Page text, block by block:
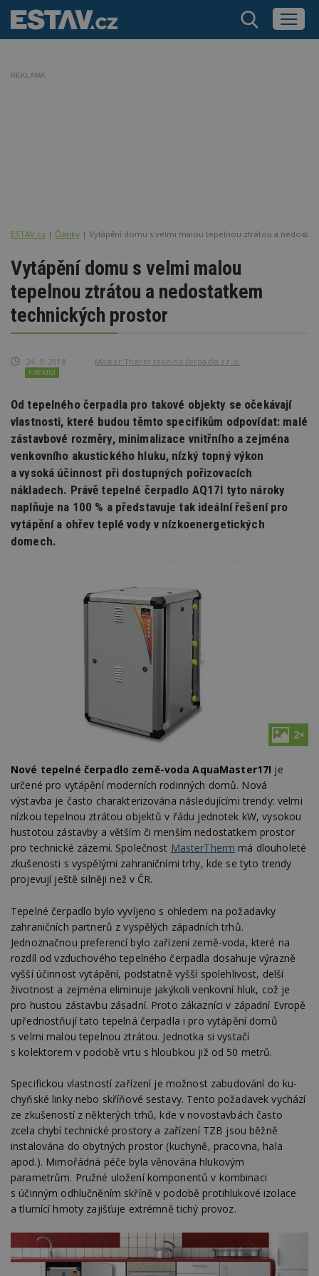
REKLAMA
ESTAV.cz Články Vytápění domu s velmi malou tepelnou ztrátou a
Vytápění domu s velmi malou
tepelnou ztrátou a nedostatkem
technických prostor
24. 9. 2018 Master Therm tepelná čerpadla s.r.o.
FIREMNÍ
Od tepelného čerpadla pro takové objekty se očekávají
vlastnosti, které budou těmto specifikům odpovídat: malé
zástavbové rozměry, minimalizace vnitřního a zejména
venkovního akustického hluku, nízký topný výkon
a vysoká účinnost při dostupných pořizovacích
nákladech. Právě tepelné čerpadlo AQ17I tyto nároky
naplňuje na 100 % a představuje tak ideální řešení pro
vytápění a ohřev teplé vody v nízkoenergetických
domech.
2×
Nové tepelné čerpadlo země-voda AquaMaster17I je
určené pro vytápění moderních rodinných domů. Nová
výstavba je často charakterizována následujícími trendy: velmi
nízkou tepelnou ztrátou objektů v řádu jednotek kW, vysokou
hustotou zástavby a vět­ším či menším nedostatkem prostor
pro tech­nické zázemí. Společnost MasterTherm má dlouholeté
zkušenosti s vyspělými zahranič­ními trhy, kde se tyto trendy
projevují ještě silněji než v ČR.
Tepelné čerpadlo bylo vyvíjeno s ohledem na požadavky
zahra­ničních partnerů z vyspělých západních trhů.
Jednoznačnou pre­ferencí bylo zařízení země-voda, které na
rozdíl od vzduchového tepelného čerpadla dosahuje výrazně
vyšší účinnost vytápění, podstatně vyšší spolehlivost, delší
životnost a zejména eliminuje jakýkoli venkovní hluk, což je
pro hustou zástavbu zásadní. Proto zákazníci v západní Evropě
upřednostňují tato tepelná čerpadla i pro vytápění domů
s velmi malou tepelnou ztrátou. Jednotka si vystačí
s kolektorem v podobě vrtu s hloubkou již od 50 metrů.
Specifickou vlastností zařízení je možnost zabudování do ku­
chyňské linky nebo skříňové sestavy. Tento požadavek vychází
ze zkušeností z některých trhů, kde v novostavbách často
zcela chybí technické prostory a zařízení TZB jsou běžně
instalována do obytných pro­stor (kuchyně, pracovna, hala
apod.). Mi­mořádná péče byla věnována hlukovým
parametrům. Pružné uložení komponentů v kombinaci
s účinným odhlučněním skříně v podobě protihlukové izolace
a tlumící hmoty zajišťuje extrémně tichý provoz.